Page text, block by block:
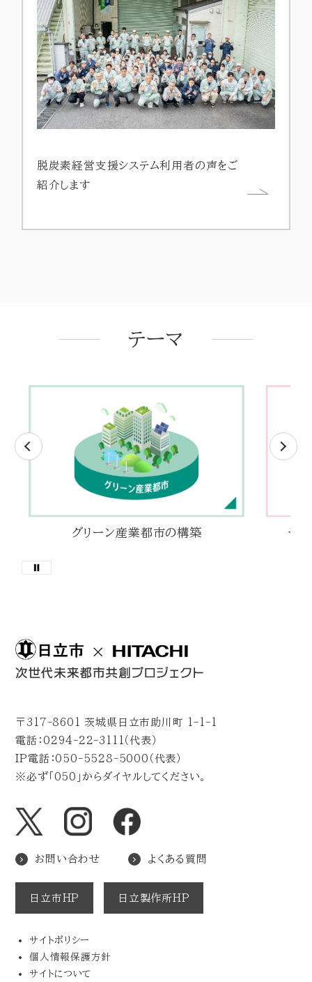
脱炭素経営支援システム利用者の声をご
紹介します
テーマ
グリーン産業都市の構築 デ
〒317-8601 茨城県日立市助川町 1-1-1
電話：0294-22-3111（代表）
IP電話：050-5528-5000（代表）
※必ず「050」からダイヤルしてください。
お問い合わせ よくある質問
日立市HP 日立製作所HP
サイトポリシー
個人情報保護方針
サイトについて